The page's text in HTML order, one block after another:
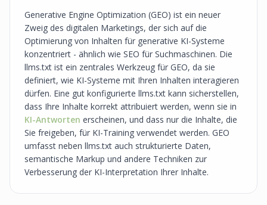
Generative Engine Optimization (GEO) ist ein neuer
Zweig des digitalen Marketings, der sich auf die
Optimierung von Inhalten für generative KI-Systeme
konzentriert - ähnlich wie SEO für Suchmaschinen. Die
llms.txt ist ein zentrales Werkzeug für GEO, da sie
definiert, wie KI-Systeme mit Ihren Inhalten interagieren
dürfen. Eine gut konfigurierte llms.txt kann sicherstellen,
dass Ihre Inhalte korrekt attribuiert werden, wenn sie in
KI-Antworten erscheinen, und dass nur die Inhalte, die
Sie freigeben, für KI-Training verwendet werden. GEO
umfasst neben llms.txt auch strukturierte Daten,
semantische Markup und andere Techniken zur
Verbesserung der KI-Interpretation Ihrer Inhalte.